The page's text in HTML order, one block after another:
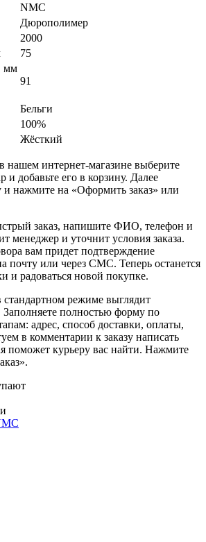
NMC
Дюрополимер
2000
75
мм
91
Бельги
100%
Жёсткий
нашем интернет-магазине выберите
и добавьте его в корзину. Далее
и нажмите на «Оформить заказ» или
заказ, напишите ФИО, телефон и
менеджер и уточнит условия заказа.
вам придет подтверждение
почту или через СМС. Теперь останется
и радоваться новой покупке.
стандартном режиме выглядит
полностью форму по
адрес, способ доставки, оплаты,
в комментарии к заказу написать
поможет курьеру вас найти. Нажмите